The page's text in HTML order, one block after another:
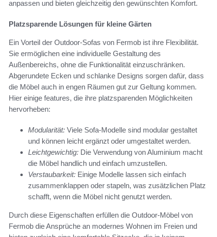
anpassen und bieten gleichzeitig den gewünschten Komfort.
Platzsparende Lösungen für kleine Gärten
Ein Vorteil der Outdoor-Sofas von Fermob ist ihre Flexibilität.
Sie ermöglichen eine individuelle Gestaltung des
Außenbereichs, ohne die Funktionalität einzuschränken.
Abgerundete Ecken und schlanke Designs sorgen dafür, dass
die Möbel auch in engen Räumen gut zur Geltung kommen.
Hier einige features, die ihre platzsparenden Möglichkeiten
hervorheben:
Modularität: Viele Sofa-Modelle sind modular gestaltet
und können leicht ergänzt oder umgestaltet werden.
Leichtgewichtig: Die Verwendung von Aluminium macht
die Möbel handlich und einfach umzustellen.
Verstaubarkeit: Einige Modelle lassen sich einfach
zusammenklappen oder stapeln, was zusätzlichen Platz
schafft, wenn die Möbel nicht genutzt werden.
Durch diese Eigenschaften erfüllen die Outdoor-Möbel von
Fermob die Ansprüche an modernes Wohnen im Freien und